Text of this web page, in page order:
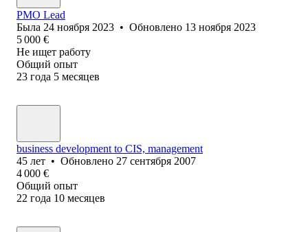
PMO Lead
Была 24 ноября 2023 • Обновлено 13 ноября 2023
5 000 €
Не ищет работу
Общий опыт
23 года 5 месяцев
business development to CIS, management
45 лет • Обновлено 27 сентября 2007
4 000 €
Общий опыт
22 года 10 месяцев